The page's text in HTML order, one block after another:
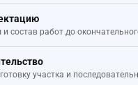
состав работ до
участка и